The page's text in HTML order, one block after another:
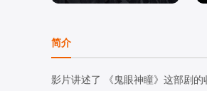
国产剧
2026/中国大陆
简介
影片讲述了 《鬼眼神瞳》这部剧